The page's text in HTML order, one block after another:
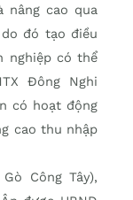
nâng cao qua
đó tạo điều
nghiệp có thể
Đông Nghi
có hoạt động
cao thu nhập
Công Tây),